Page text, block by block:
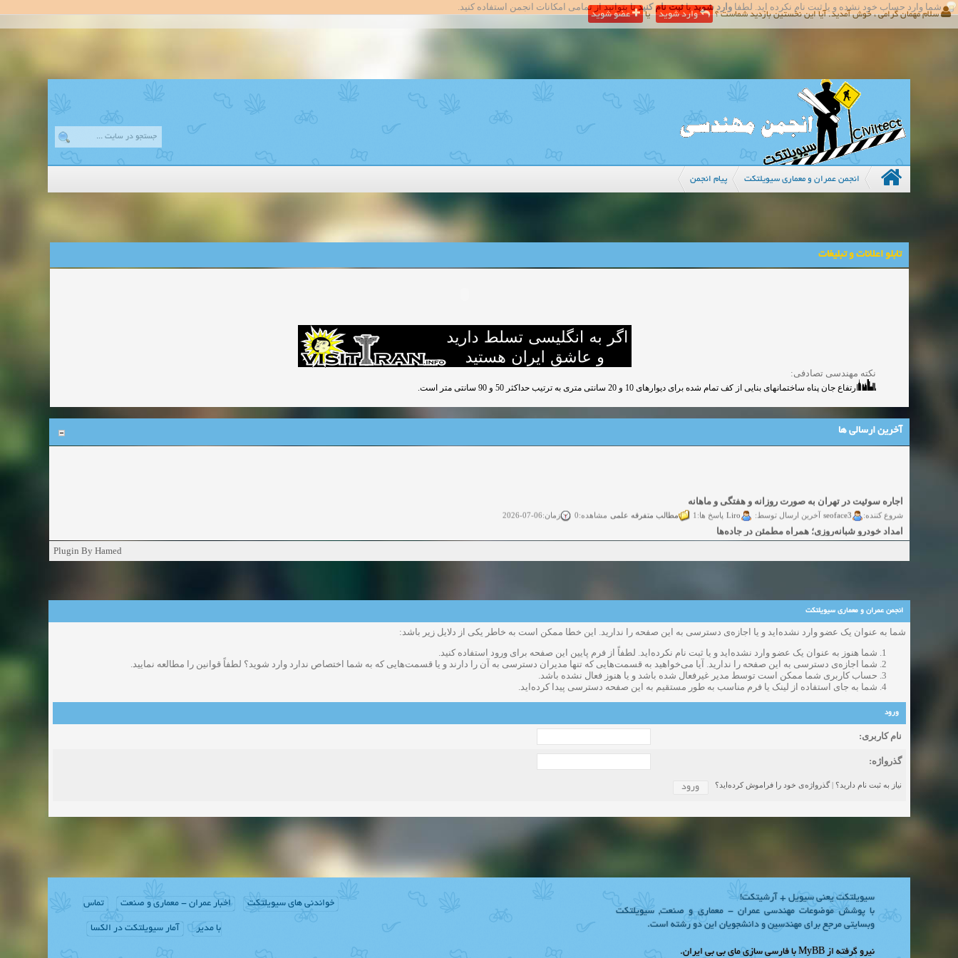
شما وارد حساب خود نشده و یا ثبت نام نکرده اید. لطفا وارد شویدیاثبت نام کنیدتا بتوانید از تمامی امکانات انجمن استفاده کنید.
انجمن عمران و معماری سیویلتکت پیام انجمن
سلام مهمان گرامی ، خوش آمدید. آیا این نخستین بازدید شماست ؟ وارد شوید یا عضو شوید
تابلو اعلانات و تبلیغات
نکته مهندسی تصادفی:
ارتفاع جان پناه ساختمانهای بنایی از کف تمام شده برای دیوارهای 10 و 20 سانتی متری به ترتیب حداکثر 50 و 90 سانتی متر است.
آخرین ارسالی ها
اجاره سوئیت در تهران به صورت روزانه و هفتگی و ماهانه
شروع کننده: seoface3 آخرین ارسال توسط: Liro پاسخ ها:1 مطالب متفرقه علمی مشاهده:0 زمان:06-07-2026
امداد خودرو شبانه‌روزی؛ همراه مطمئن در جاده‌ها
شروع کننده: yadak724 آخرین ارسال توسط: yadak724 پاسخ ها:0 گفتگوی آزاد مشاهده:0 زمان:11-04-2025
شروع کننده: yasaminch آخرین ارسال توسط: yasaminch پاسخ ها:0 گفتگوی آزاد مشاهده:0 زمان:02-26-2025
انواع پمپ و الکتروموتور
شروع کننده: pumpy آخرین ارسال توسط: pumpy پاسخ ها:0 گفتگوی آزاد مشاهده:0 زمان:11-22-2024
Beautiful Womans from your town - Actual Girls
شروع کننده: elmi.alireza70 آخرین ارسال توسط: elmi.alireza70 پاسخ ها:0 دعوت به همکاری مشاهده:0 زمان:11-11-2024
Search Beautiful Girls in your city for night - Live Women
شروع کننده: bcivilsh آخرین ارسال توسط: bcivilsh پاسخ ها:0 دعوت به همکاری مشاهده:0 زمان:10-28-2024
Girls in your town for night - Real-life Females
Womans from your town for night - Verified Damsels
شروع کننده: elmi.alireza70 آخرین ارسال توسط: elmi.alireza70
Plugin By Hamed
انجمن عمران و معماری سیویلتکت
شما به عنوان یک عضو وارد نشده‌اید و یا اجازه‌ی دسترسی به این صفحه را ندارید. این خطا ممکن است به خاطر یکی از دلایل زیر باشد:
شما هنوز به عنوان یک عضو وارد نشده‌اید و یا ثبت نام نکرده‌اید. لطفاً از فرم پایین این صفحه برای ورود استفاده کنید.
شما اجازه‌ی دسترسی به این صفحه را ندارید. آیا می‌خواهید به قسمت‌هایی که تنها مدیران دسترسی به آن را دارند و یا قسمت‌هایی که به شما اختصاص ندارد وارد شوید؟ لطفاً قوانین را مطالعه نمایید.
حساب کاربری شما ممکن است توسط مدیر غیرفعال شده باشد و یا هنوز فعال نشده باشد.
شما به جای استفاده از لینک یا فرم مناسب به طور مستقیم به این صفحه دسترسی پیدا کرده‌اید.
ورود
نام کاربری:
گذرواژه‌:
نیاز به ثبت نام دارید؟ |گذرواژه‌ی خود را فراموش کرده‌اید؟
سیویلتکت یعنی سیویل + آرشیتکت!
با پوشش موضوعات مهندسی عمران - معماری و صنعت, سیویلتکت
وبسایتی مرجع برای مهندسین و دانشجویان این دو رشته است.
نیرو گرفته ازMyBB با فارسی سازیمای بی بی ایران.
خواندنی های سیویلتکت اخبار عمران - معماری و صنعت تماس
با مدیر آمار سیویلتکت در الکسا